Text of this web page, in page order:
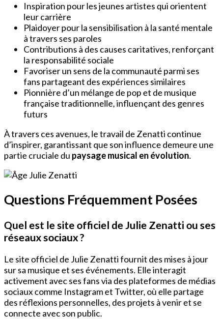
Inspiration pour les jeunes artistes qui orientent
leur carrière
Plaidoyer pour la sensibilisation à la santé mentale
à travers ses paroles
Contributions à des causes caritatives, renforçant
la responsabilité sociale
Favoriser un sens de la communauté parmi ses
fans partageant des expériences similaires
Pionnière d’un mélange de pop et de musique
française traditionnelle, influençant des genres
futurs
À travers ces avenues, le travail de Zenatti continue
d’inspirer, garantissant que son influence demeure une
partie cruciale du paysage musical en évolution.
Questions Fréquemment Posées
Quel est le site officiel de Julie Zenatti ou ses
réseaux sociaux ?
Le site officiel de Julie Zenatti fournit des mises à jour
sur sa musique et ses événements. Elle interagit
activement avec ses fans via des plateformes de médias
sociaux comme Instagram et Twitter, où elle partage
des réflexions personnelles, des projets à venir et se
connecte avec son public.